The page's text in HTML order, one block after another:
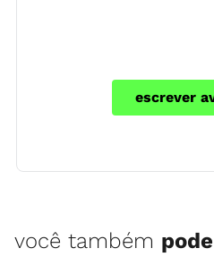
escrever
você também